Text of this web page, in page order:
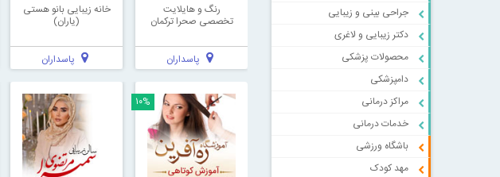
جراحی بینی و زیبایی
دکتر زیبایی و لاغری
محصولات پزشکی
دامپزشکی
مراکز درمانی
خدمات درمانی
باشگاه ورزشی
مهد کودک
رنگ و هایلایت
تخصصی صحرا ترکمان
پاسداران
خانه زیبایی بانو هستی
(یاران)
پاسداران
۱۰%